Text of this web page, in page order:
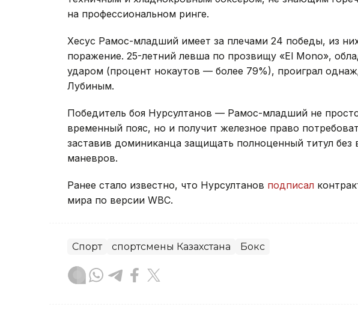
на профессиональном ринге.
Хесус Рамос-младший имеет за плечами 24 победы, из
поражение. 25-летний левша по прозвищу «El Mono»,
ударом (процент нокаутов — более 79%), проиграл
Лубиным.
Победитель боя Нурсултанов — Рамос-младший не
временный пояс, но и получит железное право
заставив доминиканца защищать полноценный титул
маневров.
Ранее стало известно, что Нурсултанов подписал
мира по версии WBC.
Спорт спортсмены Казахстана Бокс